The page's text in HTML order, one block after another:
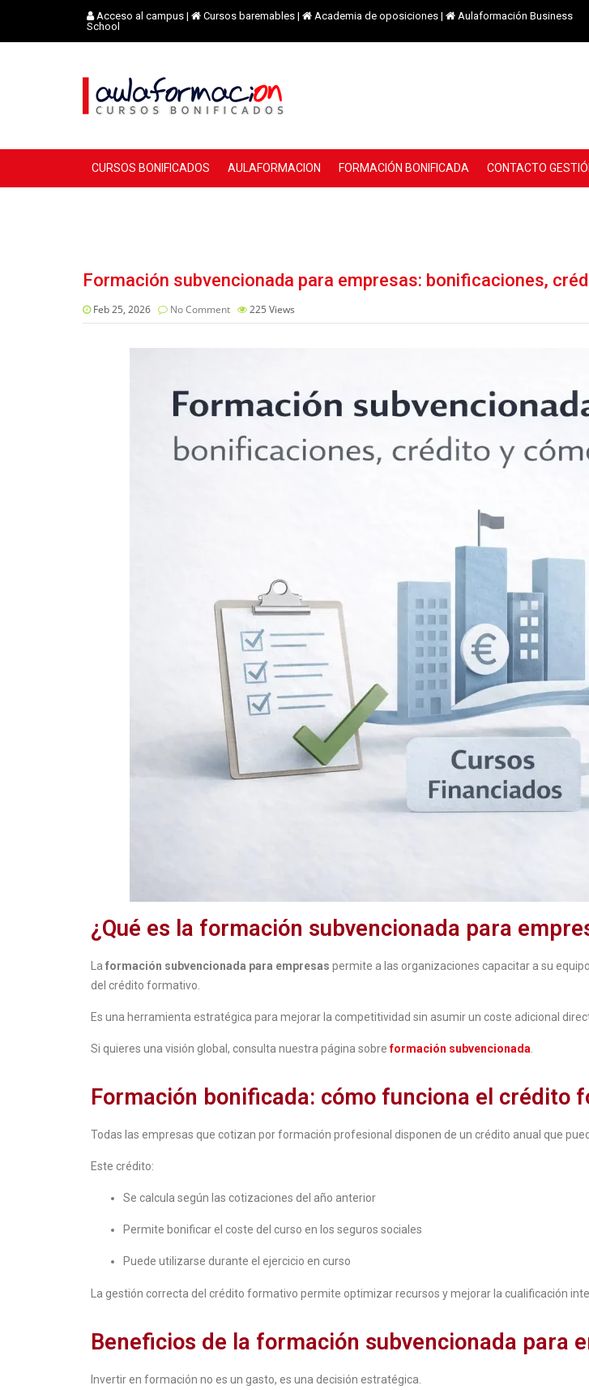
Acceso al campus | Cursos baremables | Academia de oposiciones |
Aulaformación Business
School
CURSOS BONIFICADOS AULAFORMACION FORMACIÓN BONIFICADA CONTACTO
Formación subvencionada para empresas: bonificaciones,
Feb 25, 2026 No Comment 225 Views
¿Qué es la formación subvencionada para
La formación subvencionada para empresas permite a las organizaciones capacitar a su
del crédito formativo.
Es una herramienta estratégica para mejorar la competitividad sin asumir un coste adicional
Si quieres una visión global, consulta nuestra página sobreformación subvencionada
Formación bonificada: cómo funciona el crédito
Todas las empresas que cotizan por formación profesional disponen de un crédito anual que
Este crédito:
Se calcula según las cotizaciones del año anterior
Permite bonificar el coste del curso en los seguros sociales
Puede utilizarse durante el ejercicio en curso
La gestión correcta del crédito formativo permite optimizar recursos y mejorar la cualificación
Beneficios de la formación subvencionada para
Invertir en formación no es un gasto, es una decisión estratégica.